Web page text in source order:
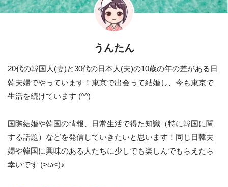
うんたん
20代の韓国人(妻)と30代の日本人(夫)の10歳の年の差がある日
韓夫婦でやっています！東京で出会って結婚し、今も東京で
生活を続けています (^^)
国際結婚や韓国の情報、日常生活で得た知識（特に韓国に関
する話題）などを発信していきたいと思います！同じ日韓夫
婦や韓国に興味のある人たちに少しでも楽しんでもらえたら
幸いです (>ω<)♪